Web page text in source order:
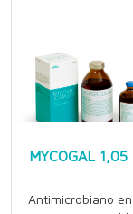
MYCOGAL
Antimicrobiano